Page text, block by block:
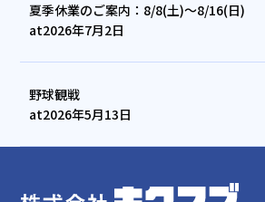
夏季休業のご案内：8/8(土)～8/16(日)
at2026年7月2日
野球観戦
at2026年5月13日